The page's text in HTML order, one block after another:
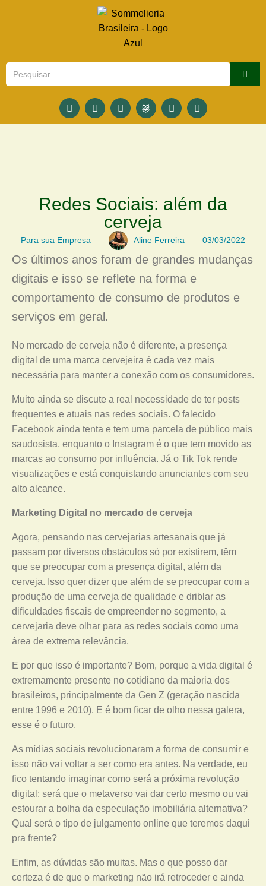
Redes Sociais: além da
cerveja
Para sua Empresa Aline Ferreira 03/03/2022
Os últimos anos foram de grandes mudanças
digitais e isso se reflete na forma e
comportamento de consumo de produtos e
serviços em geral.
No mercado de cerveja não é diferente, a presença
digital de uma marca cervejeira é cada vez mais
necessária para manter a conexão com os consumidores.
Muito ainda se discute a real necessidade de ter posts
frequentes e atuais nas redes sociais. O falecido
Facebook ainda tenta e tem uma parcela de público mais
saudosista, enquanto o Instagram é o que tem movido as
marcas ao consumo por influência. Já o Tik Tok rende
visualizações e está conquistando anunciantes com seu
alto alcance.
Marketing Digital no mercado de cerveja
Agora, pensando nas cervejarias artesanais que já
passam por diversos obstáculos só por existirem, têm
que se preocupar com a presença digital, além da
cerveja. Isso quer dizer que além de se preocupar com a
produção de uma cerveja de qualidade e driblar as
dificuldades fiscais de empreender no segmento, a
cervejaria deve olhar para as redes sociais como uma
área de extrema relevância.
E por que isso é importante? Bom, porque a vida digital é
extremamente presente no cotidiano da maioria dos
brasileiros, principalmente da Gen Z (geração nascida
entre 1996 e 2010). E é bom ficar de olho nessa galera,
esse é o futuro.
As mídias sociais revolucionaram a forma de consumir e
isso não vai voltar a ser como era antes. Na verdade, eu
fico tentando imaginar como será a próxima revolução
digital: será que o metaverso vai dar certo mesmo ou vai
estourar a bolha da especulação imobiliária alternativa?
Qual será o tipo de julgamento online que teremos daqui
pra frente?
Enfim, as dúvidas são muitas. Mas o que posso dar
certeza é de que o marketing não irá retroceder e ainda